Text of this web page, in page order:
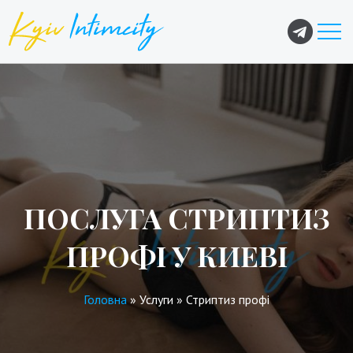
ПОСЛУГА СТРИПТИЗ
ПРОФІ У КИЕВІ
Головна» Услуги » Стриптиз профі